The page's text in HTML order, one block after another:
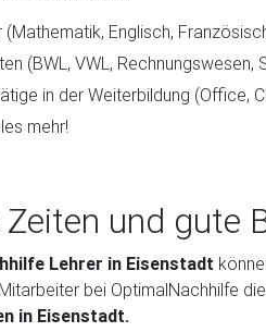
(Mathematik, Englisch,
(BWL, VWL, Rechnungswesen,
in der Weiterbildung (Office,
mehr!
und gute
Lehrer in Eisenstadt
bei OptimalNachhilfe
in Eisenstadt.